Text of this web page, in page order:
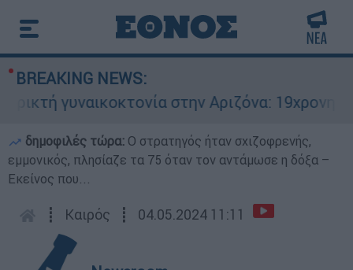
BREAKING NEWS:
γυναικοκτονία στην Αριζόνα: 19χρονη
δημοφιλές τώρα: O στρατηγός ήταν σχιζοφρενής,
εμμονικός, πλησίαζε τα 75 όταν τον αντάμωσε η δόξα –
Εκείνος που...
┋ Καιρός ┋ 04.05.2024 11:11